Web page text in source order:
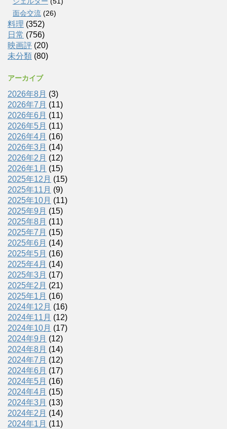
面会交流 (26)
料理 (352)
日常 (756)
映画評 (20)
未分類 (80)
アーカイブ
2026年8月 (3)
2026年7月 (11)
2026年6月 (11)
2026年5月 (11)
2026年4月 (16)
2026年3月 (14)
2026年2月 (12)
2026年1月 (15)
2025年12月 (15)
2025年11月 (9)
2025年10月 (11)
2025年9月 (15)
2025年8月 (11)
2025年7月 (15)
2025年6月 (14)
2025年5月 (16)
2025年4月 (14)
2025年3月 (17)
2025年2月 (21)
2025年1月 (16)
2024年12月 (16)
2024年11月 (12)
2024年10月 (17)
2024年9月 (12)
2024年8月 (14)
2024年7月 (12)
2024年6月 (17)
2024年5月 (16)
2024年4月 (15)
2024年3月 (13)
2024年2月 (14)
2024年1月 (11)